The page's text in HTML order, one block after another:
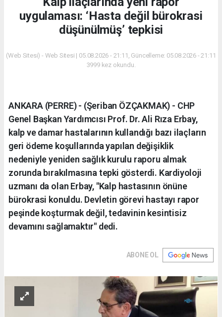
uygulaması: ‘Hasta değil bürokrasi
düşünülmüş’ tepkisi
(Web Sitesi) - Web Sitesi | 05.08.2026 - 21:11, Güncelleme: 05.08.2026 - 21:11
3999 kez okundu.
ANKARA (PERRE) - (Şeriban ÖZÇAKMAK) - CHP
Genel Başkan Yardımcısı Prof. Dr. Ali Rıza Erbay,
kalp ve damar hastalarının kullandığı bazı ilaçların
geri ödeme koşullarında yapılan değişiklik
nedeniyle yeniden sağlık kurulu raporu almak
zorunda bırakılmasına tepki gösterdi. Kardiyoloji
uzmanı da olan Erbay, "Kalp hastasının önüne
bürokrasi konuldu. Devletin görevi hastayı rapor
peşinde koşturmak değil, tedavinin kesintisiz
devamını sağlamaktır" dedi.
ABONE OL